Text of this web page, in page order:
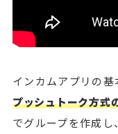
インカムアプリの基
プッシュトーク方式
でグループを作成